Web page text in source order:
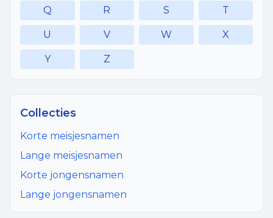
Q R S T
U V W X
Y Z
Collecties
Korte meisjesnamen
Lange meisjesnamen
Korte jongensnamen
Lange jongensnamen